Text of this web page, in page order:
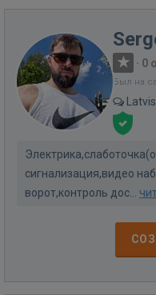
· 0
Был на
сигнализация,видео
ворот,контроль дос...